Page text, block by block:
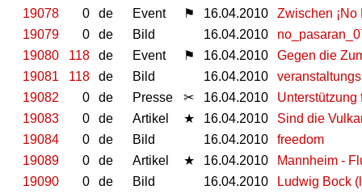
19078
0 de Event ⚑ 16.04.2010
Zwischen
19079
0 de Bild 16.04.2010
19080
118 de Event ⚑ 16.04.2010
Gegen die
19081
118 de Bild 16.04.2010
19082
0 de Presse ✂ 16.04.2010
19083
0 de Artikel ★ 16.04.2010
Sind die
19084
0 de Bild 16.04.2010
freedom
19089
0 de Artikel ★ 16.04.2010
Mannheim -
19090
0 de Bild 16.04.2010
Ludwig Bock